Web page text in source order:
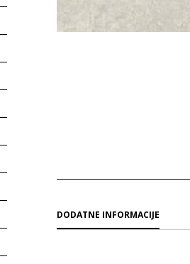
DODATNE INFORMACIJE